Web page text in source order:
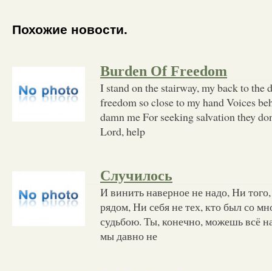
Похожие новости.
Burden Of Freedom
I stand on the stairway, my back to the
freedom so close to my hand Voices
damn me For seeking salvation they
Lord, help
Случилось
И винить наверное не надо, Ни
рядом, Ни себя не тех, кто был со
судьбою. Ты, конечно, можешь всё
мы давно не